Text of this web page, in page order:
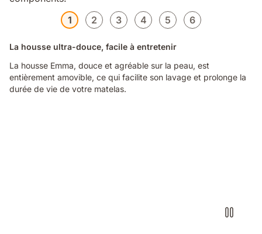
1 2 3 4 5 6
La housse ultra-douce, facile à entretenir
La housse Emma, douce et agréable sur la peau, est
entièrement amovible, ce qui facilite son lavage et prolonge la
durée de vie de votre matelas.